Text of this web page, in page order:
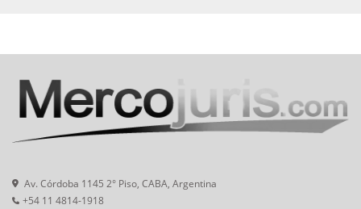
Av. Córdoba 1145 2° Piso, CABA, Argentina
+54 11 4814-1918